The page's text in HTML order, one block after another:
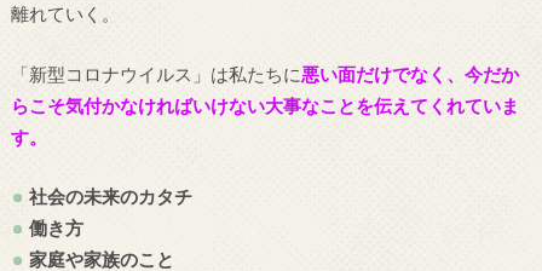
離れていく。
「新型コロナウイルス」は私たちに悪い面だけでなく、今だか
らこそ気付かなければいけない大事なことを伝えてくれていま
す。
社会の未来のカタチ
働き方
家庭や家族のこと